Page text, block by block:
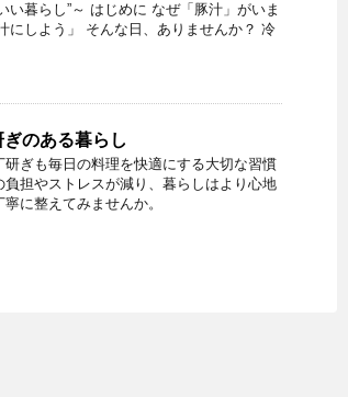
暮らし”～ はじめに なぜ「豚汁」がいま
にしよう」 そんな日、ありませんか？ 冷
のある暮らし
ぎも毎日の料理を快適にする大切な習慣
担やストレスが減り、暮らしはより心地
に整えてみませんか。